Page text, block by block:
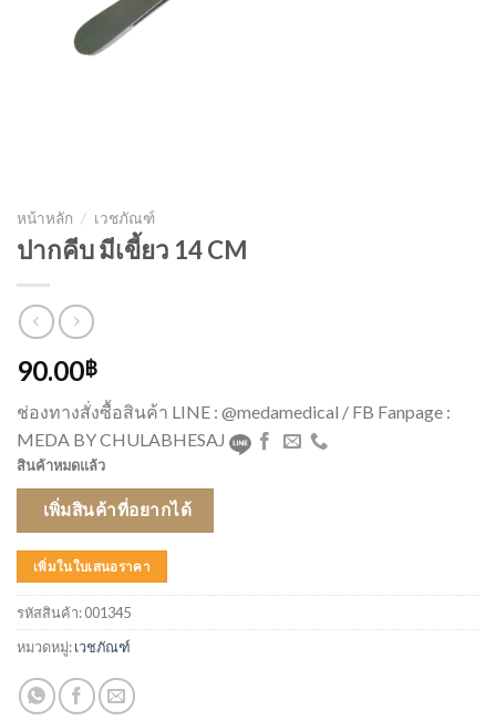
หน้าหลัก / เวชภัณฑ์
ปากคีบ มีเขี้ยว 14 CM
90.00฿
ช่องทางสั่งซื้อสินค้า LINE : @medamedical / FB Fanpage :
MEDA BY CHULABHESAJ
สินค้าหมดแล้ว
เพิ่มสินค้าที่อยากได้
เพิ่มในใบเสนอราคา
รหัสสินค้า:001345
หมวดหมู่:เวชภัณฑ์